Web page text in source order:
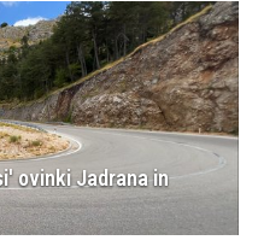
ovinki Jadrana in